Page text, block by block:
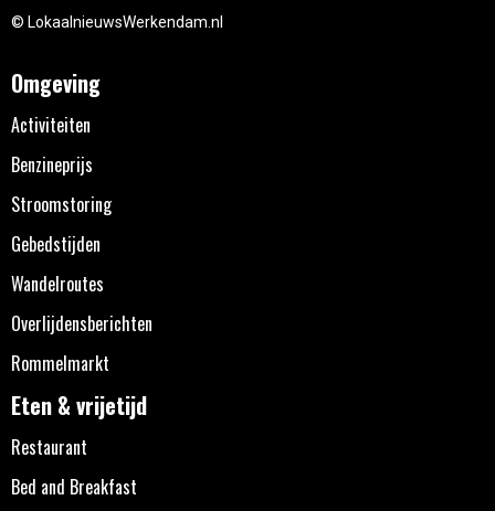
© LokaalnieuwsWerkendam.nl
Omgeving
Activiteiten
Benzineprijs
Stroomstoring
Gebedstijden
Wandelroutes
Overlijdensberichten
Rommelmarkt
Eten & vrijetijd
Restaurant
Bed and Breakfast